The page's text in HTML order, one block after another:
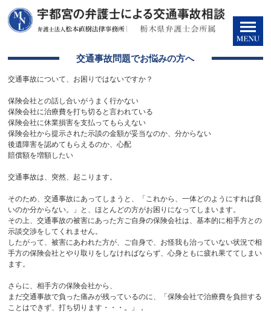
交通事故問題でお悩みの方へ
交通事故について、お困りではないですか？
保険会社との話し合いがうまく行かない
保険会社に治療費を打ち切ると言われている
保険会社に休業損害を支払ってもらえない
保険会社から提示された示談の金額が妥当なのか、分からない
後遺障害を認めてもらえるのか、心配
賠償額を増額したい
交通事故は、突然、起こります。
そのため、交通事故にあってしまうと、「これから、一体どのようにすれば良
いのか分からない。」と、ほとんどの方がお困りになってしまいます。
その上、交通事故の被害にあった方ご自身の保険会社は、基本的に相手方との
示談交渉をしてくれません。
したがって、被害にあわれた方が、ご自身で、お怪我も治っていない状況で相
手方の保険会社とやり取りをしなければならず、心身ともに疲れ果ててしまい
ます。
さらに、相手方の保険会社から、
まだ交通事故で負った痛みが残っているのに、「保険会社で治療費を負担する
ことはできず、打ち切ります・・・。」，